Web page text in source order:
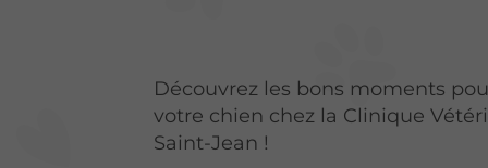
Découvrez les bons moments
votre chien chez la Clinique
Saint-Jean !